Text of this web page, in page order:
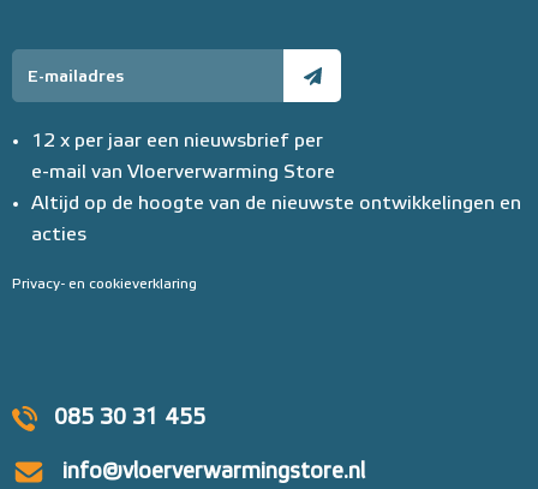
085 30 31 455
info@vloerverwarmingstore.nl
12 x per jaar een nieuwsbrief per
e-mail van Vloerverwarming Store
Altijd op de hoogte van de nieuwste ontwikkelingen en
acties
Privacy- en cookieverklaring